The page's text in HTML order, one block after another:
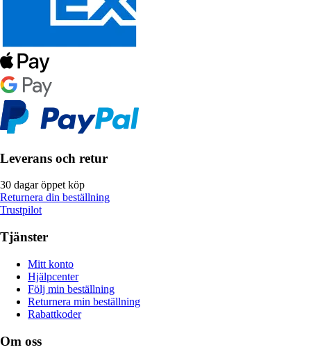
Leverans och retur
30 dagar öppet köp
Returnera din beställning
Trustpilot
Tjänster
Mitt konto
Hjälpcenter
Följ min beställning
Returnera min beställning
Rabattkoder
Om oss